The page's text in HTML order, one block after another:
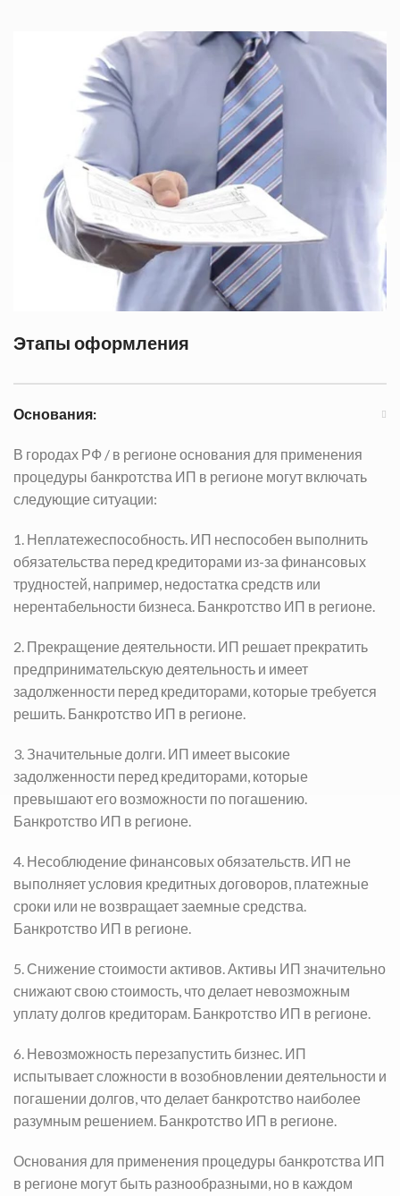
Этапы оформления
Основания:
В городах РФ / в регионе основания для применения
процедуры банкротства ИП в регионе могут включать
следующие ситуации:
1. Неплатежеспособность. ИП неспособен выполнить
обязательства перед кредиторами из-за финансовых
трудностей, например, недостатка средств или
нерентабельности бизнеса. Банкротство ИП в регионе.
2. Прекращение деятельности. ИП решает прекратить
предпринимательскую деятельность и имеет
задолженности перед кредиторами, которые требуется
решить. Банкротство ИП в регионе.
3. Значительные долги. ИП имеет высокие
задолженности перед кредиторами, которые
превышают его возможности по погашению.
Банкротство ИП в регионе.
4. Несоблюдение финансовых обязательств. ИП не
выполняет условия кредитных договоров, платежные
сроки или не возвращает заемные средства.
Банкротство ИП в регионе.
5. Снижение стоимости активов. Активы ИП значительно
снижают свою стоимость, что делает невозможным
уплату долгов кредиторам. Банкротство ИП в регионе.
6. Невозможность перезапустить бизнес. ИП
испытывает сложности в возобновлении деятельности и
погашении долгов, что делает банкротство наиболее
разумным решением. Банкротство ИП в регионе.
Основания для применения процедуры банкротства ИП
в регионе могут быть разнообразными, но в каждом